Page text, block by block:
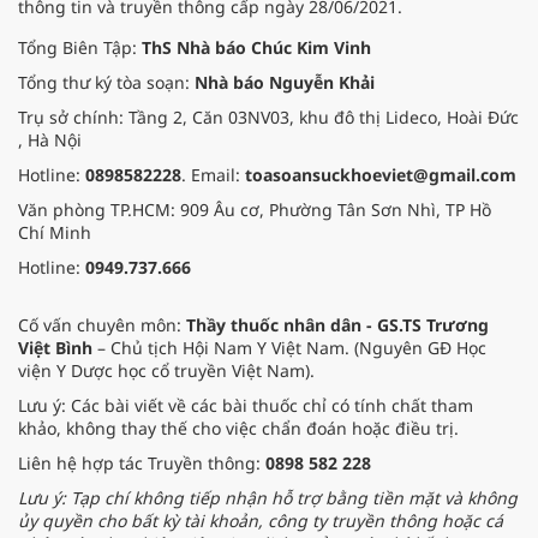
thông tin và truyền thông cấp ngày 28/06/2021.
Tổng Biên Tập: ThS Nhà báo Chúc Kim Vinh
Tổng thư ký tòa soạn: Nhà báo Nguyễn Khải
Trụ sở chính: Tầng 2, Căn 03NV03, khu đô thị Lideco, Hoài Đức
, Hà Nội
Hotline: 0898582228. Email: toasoansuckhoeviet@gmail.com
Văn phòng TP.HCM: 909 Âu cơ, Phường Tân Sơn Nhì, TP Hồ
Chí Minh
Hotline: 0949.737.666
Cố vấn chuyên môn: Thầy thuốc nhân dân - GS.TS Trương
Việt Bình – Chủ tịch Hội Nam Y Việt Nam. (Nguyên GĐ Học
viện Y Dược học cổ truyền Việt Nam).
Lưu ý: Các bài viết về các bài thuốc chỉ có tính chất tham
khảo, không thay thế cho việc chẩn đoán hoặc điều trị.
Liên hệ hợp tác Truyền thông: 0898 582 228
Lưu ý: Tạp chí không tiếp nhận hỗ trợ bằng tiền mặt và không
ủy quyền cho bất kỳ tài khoản, công ty truyền thông hoặc cá